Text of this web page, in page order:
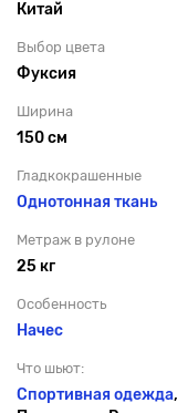
Китай
Выбор цвета
Фуксия
Ширина
150 см
Гладкокрашенные
Однотонная ткань
Метраж в рулоне
25 кг
Особенность
Начес
Что шьют:
Спортивная одежда,